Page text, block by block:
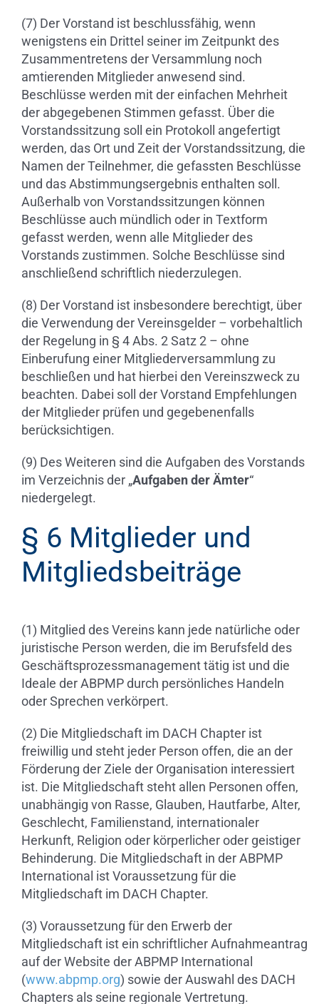
(7) Der Vorstand ist beschlussfähig, wenn
wenigstens ein Drittel seiner im Zeitpunkt des
Zusammentretens der Versammlung noch
amtierenden Mitglieder anwesend sind.
Beschlüsse werden mit der einfachen Mehrheit
der abgegebenen Stimmen gefasst. Über die
Vorstandssitzung soll ein Protokoll angefertigt
werden, das Ort und Zeit der Vorstandssitzung, die
Namen der Teilnehmer, die gefassten Beschlüsse
und das Abstimmungsergebnis enthalten soll.
Außerhalb von Vorstandssitzungen können
Beschlüsse auch mündlich oder in Textform
gefasst werden, wenn alle Mitglieder des
Vorstands zustimmen. Solche Beschlüsse sind
anschließend schriftlich niederzulegen.
(8) Der Vorstand ist insbesondere berechtigt, über
die Verwendung der Vereinsgelder – vorbehaltlich
der Regelung in § 4 Abs. 2 Satz 2 – ohne
Einberufung einer Mitgliederversammlung zu
beschließen und hat hierbei den Vereinszweck zu
beachten. Dabei soll der Vorstand Empfehlungen
der Mitglieder prüfen und gegebenenfalls
berücksichtigen.
(9) Des Weiteren sind die Aufgaben des Vorstands
im Verzeichnis der „Aufgaben der Ämter“
niedergelegt.
§ 6 Mitglieder und
Mitgliedsbeiträge
(1) Mitglied des Vereins kann jede natürliche oder
juristische Person werden, die im Berufsfeld des
Geschäftsprozessmanagement tätig ist und die
Ideale der ABPMP durch persönliches Handeln
oder Sprechen verkörpert.
(2) Die Mitgliedschaft im DACH Chapter ist
freiwillig und steht jeder Person offen, die an der
Förderung der Ziele der Organisation interessiert
ist. Die Mitgliedschaft steht allen Personen offen,
unabhängig von Rasse, Glauben, Hautfarbe, Alter,
Geschlecht, Familienstand, internationaler
Herkunft, Religion oder körperlicher oder geistiger
Behinderung. Die Mitgliedschaft in der ABPMP
International ist Voraussetzung für die
Mitgliedschaft im DACH Chapter.
(3) Voraussetzung für den Erwerb der
Mitgliedschaft ist ein schriftlicher Aufnahmeantrag
auf der Website der ABPMP International
(www.abpmp.org) sowie der Auswahl des DACH
Chapters als seine regionale Vertretung.